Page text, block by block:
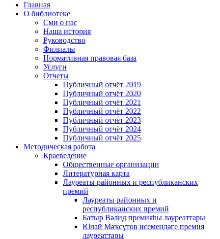
Главная
О библиотеке
Сми о нас
Наша история
Руководство
Филиалы
Нормативная правовая база
Услуги
Отчеты
Публичный отчёт 2019
Публичный отчёт 2020
Публичный отчёт 2021
Публичный отчёт 2022
Публичный отчёт 2023
Публичный отчёт 2024
Публичный отчёт 2025
Методическая работа
Краеведение
Общественные организации
Литературная карта
Лауреаты районных и республиканских
премий
Лауреаты районных и
республиканских премий
Батыр Вәлид премияһы лауреаттары
Юлай Мәҡсүтов исемендәге премия
лауреаттары